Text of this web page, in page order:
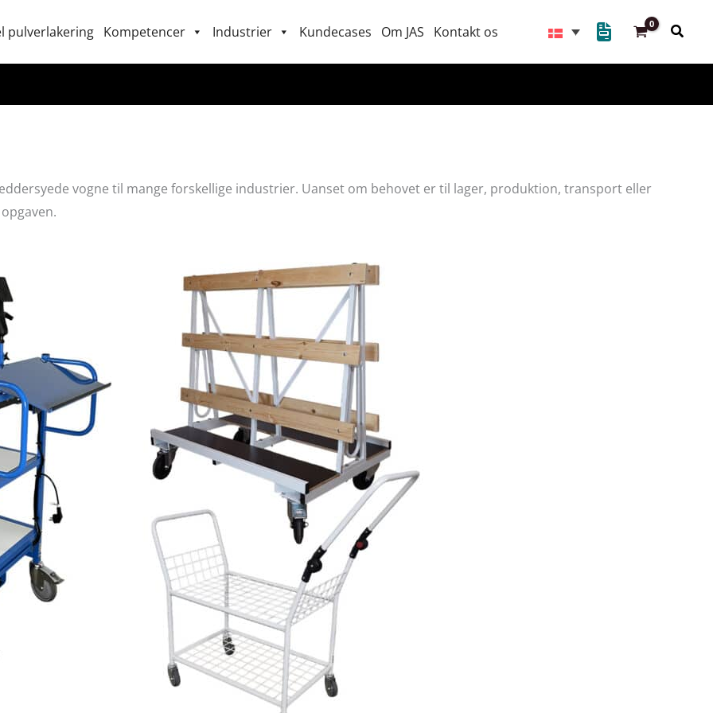
pulverlakering Kompetencer Industrier Kundecases Om JAS Kontakt os Søg
vogne til mange forskellige industrier. Uanset om behovet er til lager, produktion, transport eller